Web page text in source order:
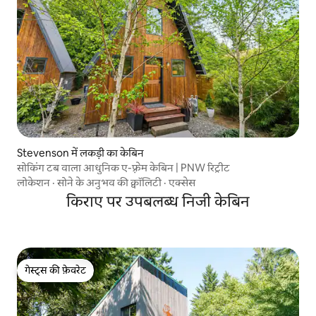
Stevenson में लकड़ी का केबिन
सोकिंग टब वाला आधुनिक ए-फ़्रेम केबिन | PNW रिट्रीट
लोकेशन ·सोने के अनुभव की क्वॉलिटी ·एक्सेस
किराए पर उपबलब्ध निजी केबिन
गेस्ट्स की फ़ेवरेट
गेस्ट्स की फ़ेवरेट